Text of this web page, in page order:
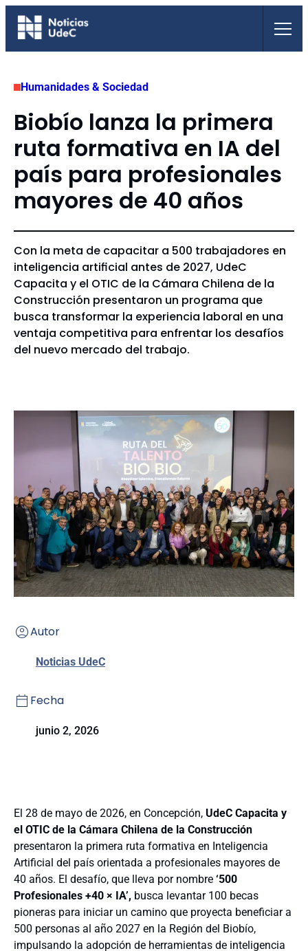
Saltar
Humanidades & Sociedad
Biobío lanza la primera
ruta formativa en IA del
país para profesionales
mayores de 40 años
Con la meta de capacitar a 500 trabajadores en
inteligencia artificial antes de 2027, UdeC
Capacita y el OTIC de la Cámara Chilena de la
Construcción presentaron un programa que
busca transformar la experiencia laboral en una
ventaja competitiva para enfrentar los desafíos
del nuevo mercado del trabajo.
Autor
Noticias UdeC
Fecha
junio 2, 2026
El 28 de mayo de 2026, en Concepción, UdeC Capacita y
el OTIC de la Cámara Chilena de la Construcción
presentaron la primera ruta formativa en Inteligencia
Artificial del país orientada a profesionales mayores de
40 años. El desafío, que lleva por nombre ‘500
Profesionales +40 × IA’, busca levantar 100 becas
pioneras para iniciar un camino que proyecta beneficiar a
500 personas al año 2027 en la Región del Biobío,
impulsando la adopción de herramientas de inteligencia